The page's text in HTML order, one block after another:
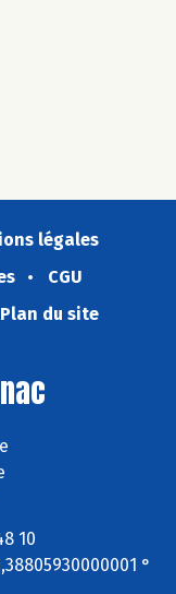
légales
CGU
Plan du site
10
°